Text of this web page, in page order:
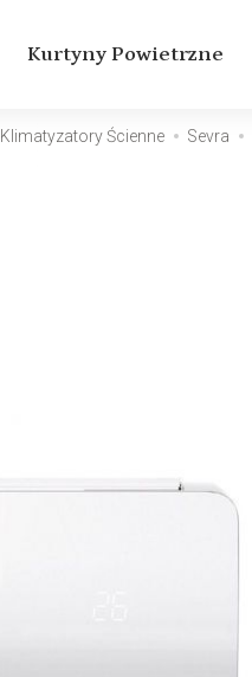
Kurtyny Powietrzne
Klimatyzatory Ścienne Sevra